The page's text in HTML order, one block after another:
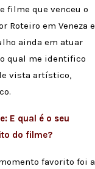
filme que venceu o
Roteiro em Veneza e
ainda em atuar
qual me identifico
vista artístico,
E qual é o seu
do filme?
favorito foi a